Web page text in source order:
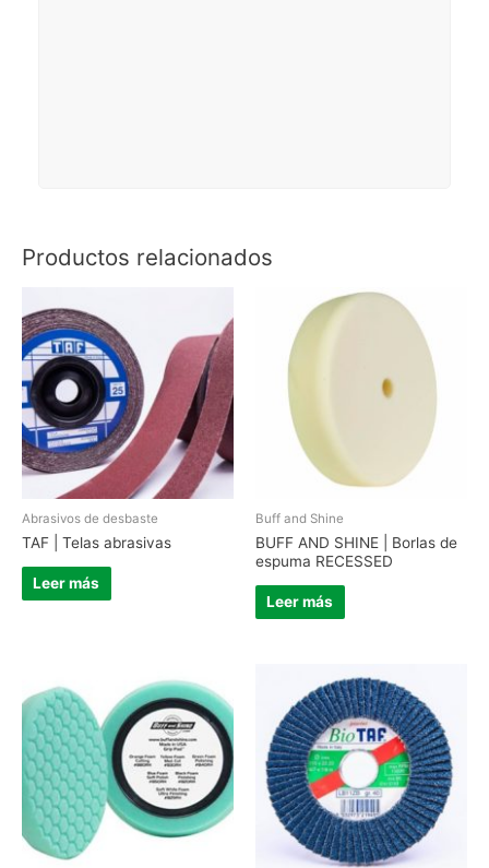
Productos relacionados
Abrasivos de desbaste
TAF | Telas abrasivas
Leer más
Buff and Shine
BUFF AND SHINE | Borlas de
espuma RECESSED
Leer más